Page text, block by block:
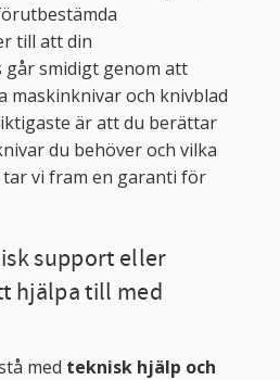
till att din
smidigt genom att
maskinknivar och knivblad
är att du berättar
du behöver och vilka
tar vi fram en garanti för
support eller
hjälpa till med
med teknisk hjälp och